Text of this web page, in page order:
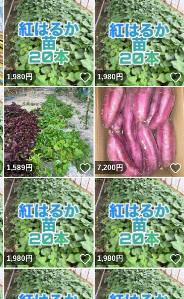
いいね！
1,980円 いいね！
1,980円
いいね！
1,589円 いいね！
7,200円
いいね！
1,980円 いいね！
1,980円